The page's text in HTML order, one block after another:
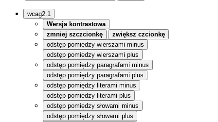
wcag2.1
Wersja kontrastowa
zmniej szczcionkę
zwiększ czcionkę
odstęp pomiędzy wierszami minus
odstęp pomiędzy wierszami plus
odstęp pomiędzy paragrafami minus
odstęp pomiędzy paragrafami plus
odstęp pomiędzy literami minus
odstęp pomiędzy literami plus
odstęp pomiędzy słowami minus
odstęp pomiędzy słowami plus